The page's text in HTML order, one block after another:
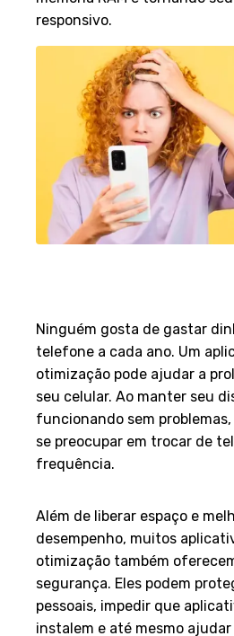
responsivo.
Ninguém gosta de gastar
telefone a cada ano. Um
otimização pode ajudar a
seu celular. Ao manter seu
funcionando sem
se preocupar em trocar de
frequência.
Além de liberar espaço e
desempenho, muitos
otimização também
segurança. Eles podem
pessoais, impedir que
instalem e até mesmo